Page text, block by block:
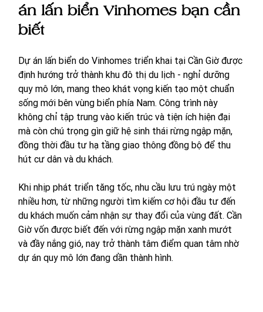
án lấn biển Vinhomes bạn cần
biết
Dự án lấn biển do Vinhomes triển khai tại Cần Giờ được
định hướng trở thành khu đô thị du lịch - nghỉ dưỡng
quy mô lớn, mang theo khát vọng kiến tạo một chuẩn
sống mới bên vùng biển phía Nam. Công trình này
không chỉ tập trung vào kiến trúc và tiện ích hiện đại
mà còn chú trọng gìn giữ hệ sinh thái rừng ngập mặn,
đồng thời đầu tư hạ tầng giao thông đồng bộ để thu
hút cư dân và du khách.
Khi nhịp phát triển tăng tốc, nhu cầu lưu trú ngày một
nhiều hơn, từ những người tìm kiếm cơ hội đầu tư đến
du khách muốn cảm nhận sự thay đổi của vùng đất. Cần
Giờ vốn được biết đến với rừng ngập mặn xanh mướt
và đầy nắng gió, nay trở thành tâm điểm quan tâm nhờ
dự án quy mô lớn đang dần thành hình.